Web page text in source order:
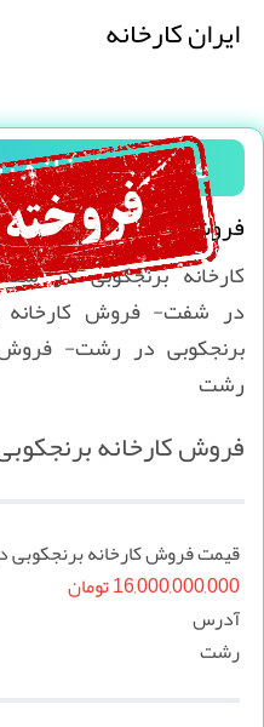
ایران کارخانه
فروش کارخانه
فروش کارخانه
کارخانه برنجکوبی در
در شفت- فروش کارخانه
رشت
فروش کارخانه
قیمت فروش کارخانه
16,000,000,000 تومان
آدرس
رشت